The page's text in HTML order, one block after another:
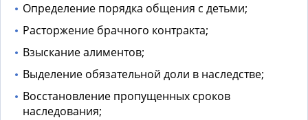
Определение порядка общения с детьми;
Расторжение брачного контракта;
Взыскание алиментов;
Выделение обязательной доли в наследстве;
Восстановление пропущенных сроков
наследования;